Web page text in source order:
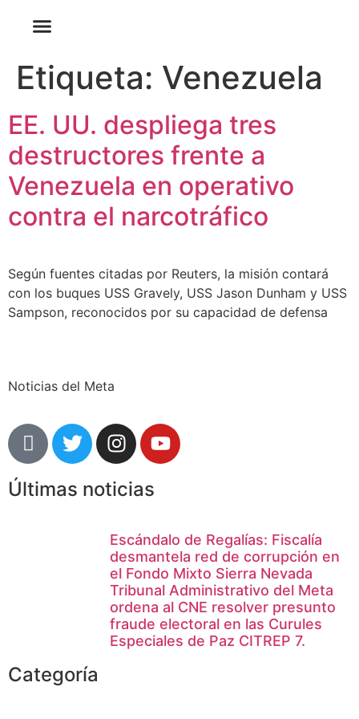
Etiqueta: Venezuela
EE. UU. despliega tres
destructores frente a
Venezuela en operativo
contra el narcotráfico
Según fuentes citadas por Reuters, la misión contará
con los buques USS Gravely, USS Jason Dunham y USS
Sampson, reconocidos por su capacidad de defensa
Noticias del Meta
Últimas noticias
Escándalo de Regalías: Fiscalía
desmantela red de corrupción en
el Fondo Mixto Sierra Nevada
Tribunal Administrativo del Meta
ordena al CNE resolver presunto
fraude electoral en las Curules
Especiales de Paz CITREP 7.
Categoría